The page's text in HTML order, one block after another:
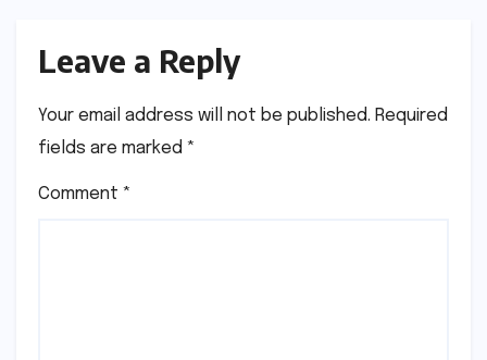
Leave a Reply
Your email address will not be published. Required
fields are marked *
Comment *